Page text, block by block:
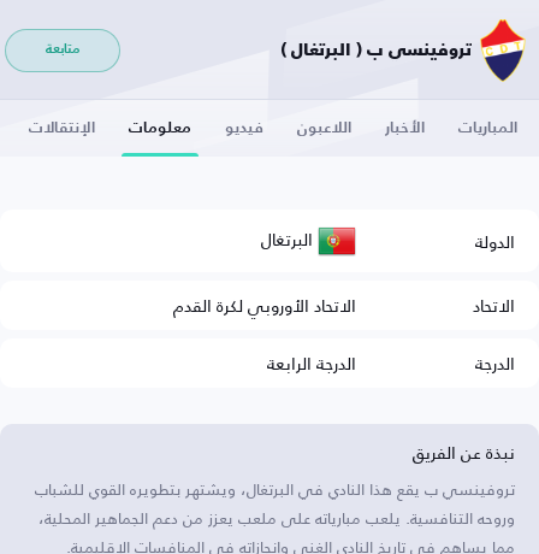
تروفينسي ب ( البرتغال ) متابعة
المباريات الأخبار اللاعبون فيديو معلومات الإنتقالات
الدولة البرتغال
الاتحاد
الاتحاد الأوروبي لكرة القدم
الدرجة
الدرجة الرابعة
نبذة عن الفريق
تروفينسي ب يقع هذا النادي في البرتغال، ويشتهر بتطويره القوي للشباب
وروحه التنافسية. يلعب مبارياته على ملعب يعزز من دعم الجماهير المحلية،
مما يساهم في تاريخ النادي الغني وإنجازاته في المنافسات الإقليمية.